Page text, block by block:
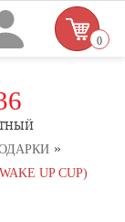
0
»
UP CUP)